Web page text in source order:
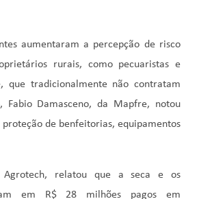
aumentaram a percepção de risco
rurais, como pecuaristas e
que tradicionalmente não contratam
Fabio Damasceno, da Mapfre, notou
de benfeitorias, equipamentos
Agrotech, relatou que a seca e os
em R$ 28 milhões pagos em